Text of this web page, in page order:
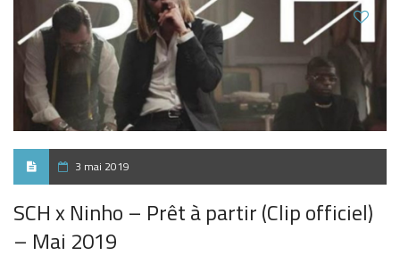
3 mai 2019
SCH x Ninho – Prêt à partir (Clip officiel)
– Mai 2019